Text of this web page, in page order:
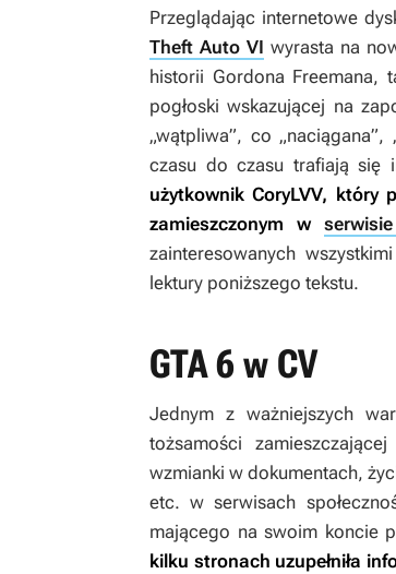
Przeglądając internetowe
Theft Auto VI wyrasta na
historii Gordona Freemana,
pogłoski wskazującej na
„wątpliwa”, co
czasu do czasu trafiają się
użytkownik CoryLVV, który
zamieszczonym w
zainteresowanych
lektury poniższego tekstu.
GTA 6 w CV
Jednym z ważniejszych
tożsamości
wzmianki w dokumentach,
etc. w serwisach
mającego na swoim koncie
kilku stronach uzupełniła